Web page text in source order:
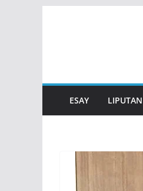
ESAY LIPUTAN